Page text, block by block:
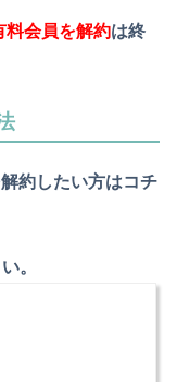
会員を解約は終
約したい方はコチ
。